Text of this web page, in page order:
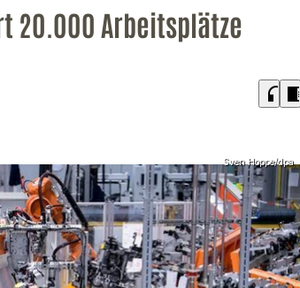
20.000 Arbeitsplätze
headphones chrome_reader_mode
Sven Hoppe/dpa